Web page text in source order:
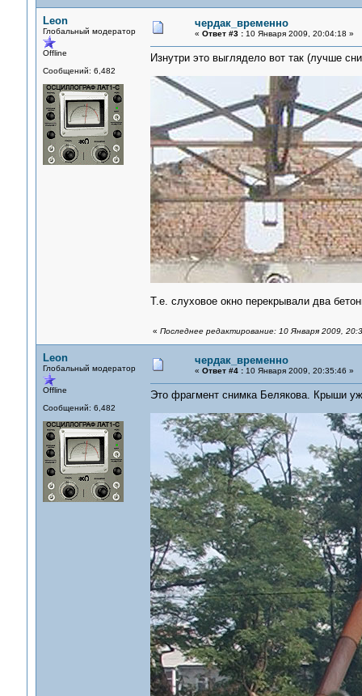
Leon
Глобальный модератор
Offline
Сообщений: 6,482
чердак_временно
« Ответ #3 :10 Января 2009, 20:04:18 »
Изнутри это выглядело вот так (лучше
Т.е. слуховое окно перекрывали два
« Последнее редактирование: 10 Января 2009,
Leon
Глобальный модератор
Offline
Сообщений: 6,482
чердак_временно
« Ответ #4 :10 Января 2009, 20:35:46 »
Это фрагмент снимка Белякова. Крыши